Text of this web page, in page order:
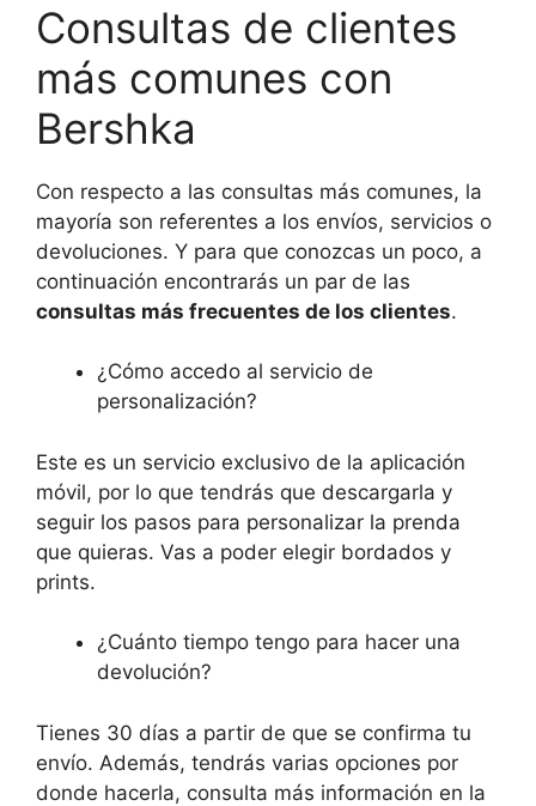
Consultas de clientes
más comunes con
Bershka
Con respecto a las consultas más comunes, la
mayoría son referentes a los envíos, servicios o
devoluciones. Y para que conozcas un poco, a
continuación encontrarás un par de las
consultas más frecuentes de los clientes.
¿Cómo accedo al servicio de
personalización?
Este es un servicio exclusivo de la aplicación
móvil, por lo que tendrás que descargarla y
seguir los pasos para personalizar la prenda
que quieras. Vas a poder elegir bordados y
prints.
¿Cuánto tiempo tengo para hacer una
devolución?
Tienes 30 días a partir de que se confirma tu
envío. Además, tendrás varias opciones por
donde hacerla, consulta más información en la